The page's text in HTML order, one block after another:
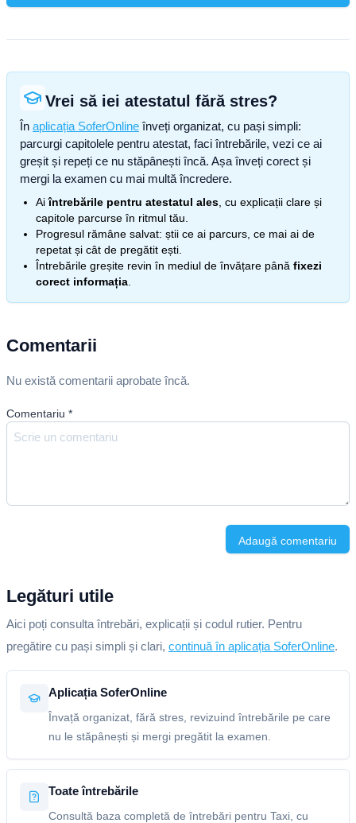
Vrei să iei atestatul fără stres?
În aplicația SoferOnline înveți organizat, cu pași simpli:
parcurgi capitolele pentru atestat, faci întrebările, vezi ce ai
greșit și repeți ce nu stăpânești încă. Așa înveți corect și
mergi la examen cu mai multă încredere.
Aiîntrebările pentru atestatul ales , cu explicații clare și
capitole parcurse în ritmul tău.
Progresul rămâne salvat: știi ce ai parcurs, ce mai ai de
repetat și cât de pregătit ești.
Întrebările greșite revin în mediul de învățare până fixezi
corect informația
Comentarii
Nu există comentarii aprobate încă.
Comentariu *
Adaugă comentariu
Legături utile
Aici poți consulta întrebări, explicații și codul rutier. Pentru
pregătire cu pași simpli și clari, continuă în aplicația SoferOnline.
Aplicația SoferOnline
Învață organizat, fără stres, revizuind întrebările pe care
nu le stăpânești și mergi pregătit la examen.
Toate întrebările
Consultă baza completă de întrebări pentru Taxi, cu